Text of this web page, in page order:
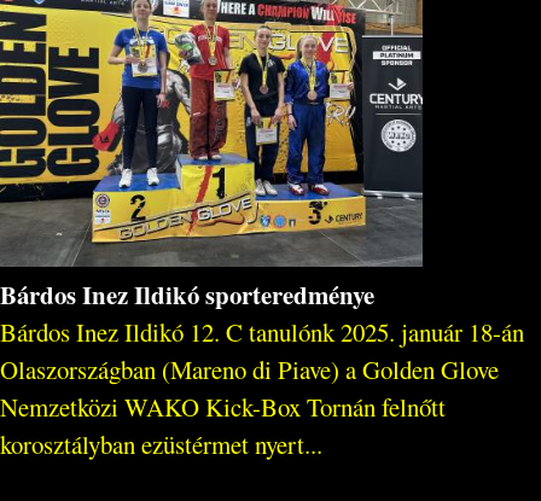
Bárdos Inez Ildikó sporteredménye
Bárdos Inez Ildikó 12. C tanulónk 2025. január 18-án
Olaszországban (Mareno di Piave) a Golden Glove
Nemzetközi WAKO Kick-Box Tornán felnőtt
korosztályban ezüstérmet nyert...